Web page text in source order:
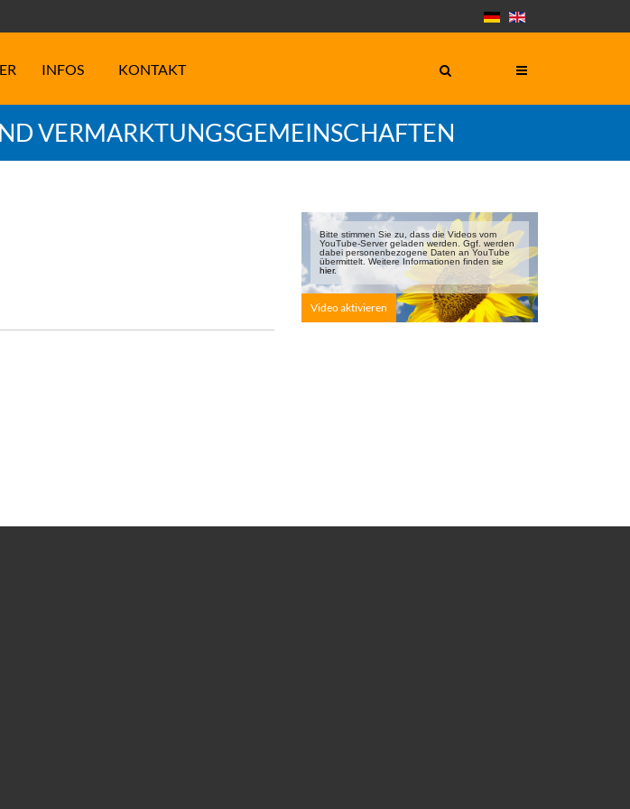
INFOS KONTAKT
VERMARKTUNGSGEMEINSCHAFTEN
Bitte stimmen Sie zu, dass die Videos vom
YouTube-Server geladen werden. Ggf. werden
dabei personen­bezogene Daten an YouTube
übermittelt. Weitere Informationen finden sie
hier.